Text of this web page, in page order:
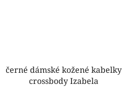
černé dámské kožené kabelky
crossbody Izabela